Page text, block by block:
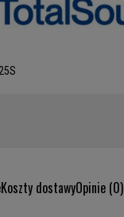
Koszty dostawyOpinie (0)